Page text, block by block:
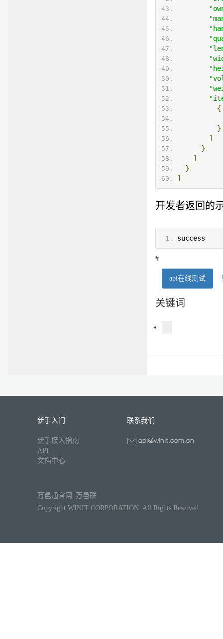
{
}
]
}
]
}
]
开发者返回的
success
#
api在线测试
关键词
新手入门
新手接入指南
API
文档中心
联系我们
万邑通官网
万邑联
Copyright WINIT CORPORATION. All Rights Reserved